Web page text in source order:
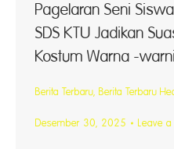
Pagelaran Seni
SDS KTU Jadikan
Kostum Warna -warni
Berita Terbaru, Berita Terbaru
Desember 30, 2025 Leave